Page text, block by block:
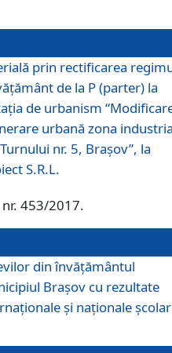
prin rectificarea
de la P (parter) la
de urbanism
urbană zona
nr. 5, Braşov”, la
S.R.L.
nr. 453/2017.
din învățământul
Brașov cu rezultate
și naționale